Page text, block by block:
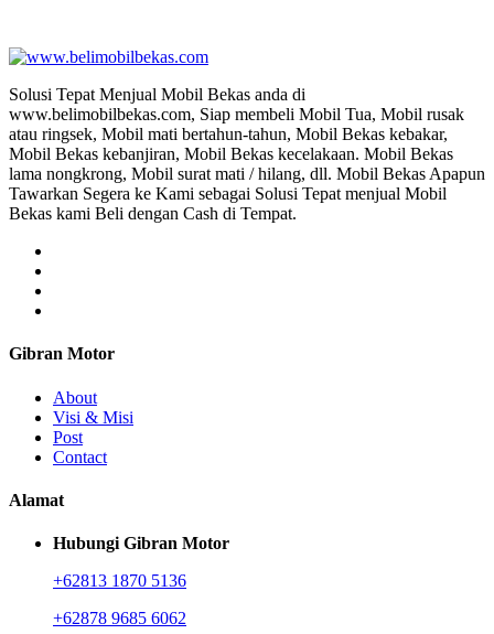
Solusi Tepat Menjual Mobil Bekas anda di
www.belimobilbekas.com, Siap membeli Mobil Tua, Mobil rusak
atau ringsek, Mobil mati bertahun-tahun, Mobil Bekas kebakar,
Mobil Bekas kebanjiran, Mobil Bekas kecelakaan. Mobil Bekas
lama nongkrong, Mobil surat mati / hilang, dll. Mobil Bekas Apapun
Tawarkan Segera ke Kami sebagai Solusi Tepat menjual Mobil
Bekas kami Beli dengan Cash di Tempat.
Gibran Motor
About
Visi & Misi
Post
Contact
Alamat
Hubungi Gibran Motor
+62813 1870 5136
+62878 9685 6062